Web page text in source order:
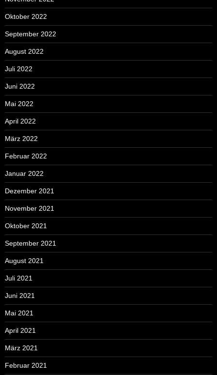
Oktober 2022
September 2022
August 2022
Juli 2022
Juni 2022
Mai 2022
April 2022
März 2022
Februar 2022
Januar 2022
Dezember 2021
November 2021
Oktober 2021
September 2021
August 2021
Juli 2021
Juni 2021
Mai 2021
April 2021
März 2021
Februar 2021